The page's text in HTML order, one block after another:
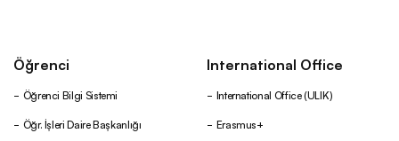
Öğrenci
Öğrenci Bilgi Sistemi
Öğr. İşleri Daire Başkanlığı
International Office
International Office (ULIK)
Erasmus+